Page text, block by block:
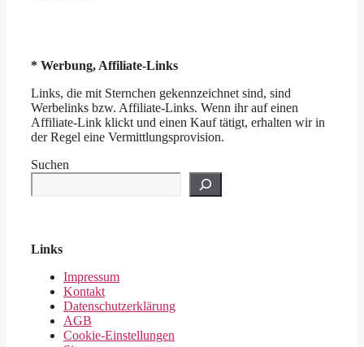
* Werbung, Affiliate-Links
Links, die mit Sternchen gekennzeichnet sind, sind
Werbelinks bzw. Affiliate-Links. Wenn ihr auf einen
Affiliate-Link klickt und einen Kauf tätigt, erhalten wir in
der Regel eine Vermittlungsprovision.
Suchen
Links
Impressum
Kontakt
Datenschutzerklärung
AGB
Cookie-Einstellungen